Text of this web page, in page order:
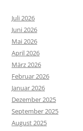
Juli 2026
Juni 2026
Mai 2026
April 2026
März 2026
Februar 2026
Januar 2026
Dezember 2025
September 2025
August 2025